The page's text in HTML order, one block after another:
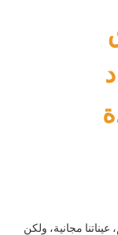
عيناتنا مجانية، ولكن